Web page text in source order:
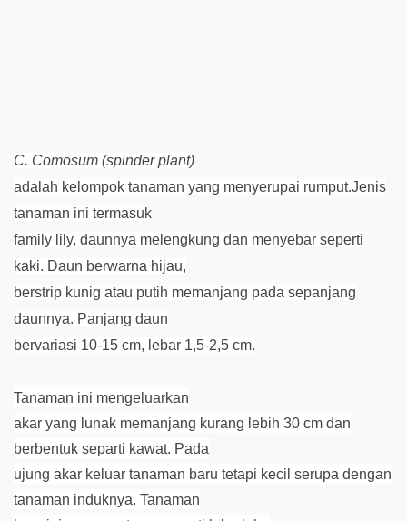
C. Comosum (spinder plant)
adalah kelompok tanaman yang menyerupai rumput.Jenis
tanaman ini termasuk
family lily, daunnya melengkung dan menyebar seperti
kaki. Daun berwarna hijau,
berstrip kunig atau putih memanjang pada sepanjang
daunnya. Panjang daun
bervariasi 10-15 cm, lebar 1,5-2,5 cm.
Tanaman ini mengeluarkan
akar yang lunak memanjang kurang lebih 30 cm dan
berbentuk separti kawat. Pada
ujung akar keluar tanaman baru tetapi kecil serupa dengan
tanaman induknya. Tanaman